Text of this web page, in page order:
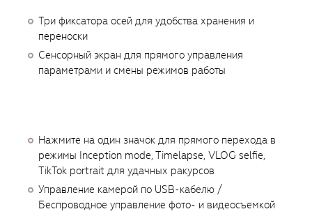
Три фиксатора осей для удобства хранения и
переноски
Сенсорный экран для прямого управления
параметрами и смены режимов работы
Нажмите на один значок для прямого перехода в
режимы Inception mode, Timelapse, VLOG selfie,
TikTok portrait для удачных ракурсов
Управление камерой по USB-кабелю /
Беспроводное управление фото- и видеосъемкой